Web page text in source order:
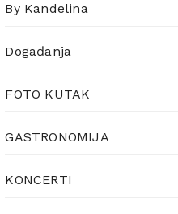
By Kandelina
Događanja
FOTO KUTAK
GASTRONOMIJA
KONCERTI